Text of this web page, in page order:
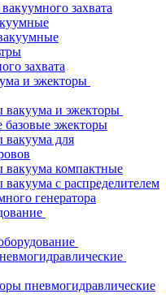
захвата
захвата
и эжекторы
вакуума и эжекторы
эжекторы
вакуума для
вакуума компактные
вакуума с распределителем
генератора
пневмогидравлические